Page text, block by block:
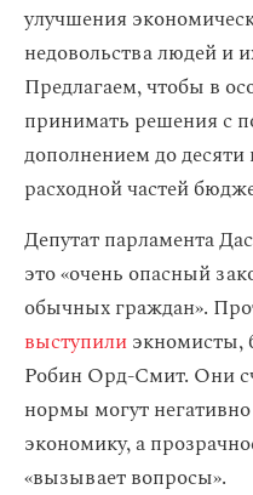
улучшения
недовольства людей и
Предлагаем, чтобы в
принимать решения с
дополнением до
расходной частей
Депутат парламента
это «очень опасный
обычных граждан».
выступилиэкномисты,
Робин Орд-Смит. Они
нормы могут
экономику, а
«вызывает вопросы».